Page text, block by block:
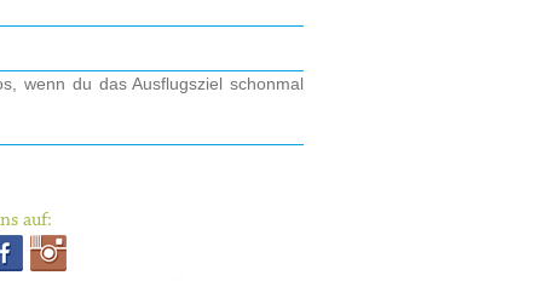
wenn du das Ausflugsziel schonmal
auf: